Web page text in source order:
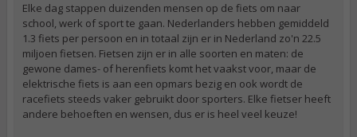
Elke dag stappen duizenden mensen op de fiets om naar
school, werk of sport te gaan. Nederlanders hebben gemiddeld
1.3 fiets per persoon en in totaal zijn er in Nederland zo'n 22.5
miljoen fietsen. Fietsen zijn er in alle soorten en maten: de
gewone dames- of herenfiets komt het vaakst voor, maar de
elektrische fiets is aan een opmars bezig en ook wordt de
racefiets steeds vaker gebruikt door sporters. Elke fietser heeft
andere behoeften en wensen, dus er is heel veel keuze!